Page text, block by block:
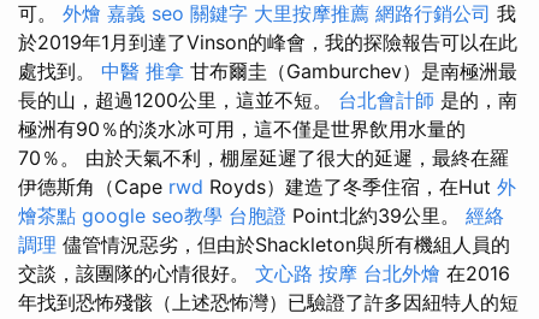
可。 外燴 嘉義 seo 關鍵字 大里按摩推薦 網路行銷公司 我
於2019年1月到達了Vinson的峰會，我的探險報告可以在此
處找到。 中醫 推拿 甘布爾圭（Gamburchev）是南極洲最
長的山，超過1200公里，這並不短。 台北會計師 是的，南
極洲有90％的淡水冰可用，這不僅是世界飲用水量的
70％。 由於天氣不利，棚屋延遲了很大的延遲，最終在羅
伊德斯角（Cape rwd Royds）建造了冬季住宿，在Hut 外
燴茶點 google seo教學 台胞證 Point北約39公里。 經絡
調理 儘管情況惡劣，但由於Shackleton與所有機組人員的
交談，該團隊的心情很好。 文心路 按摩 台北外燴 在2016
年找到恐怖殘骸（上述恐怖灣）已驗證了許多因紐特人的短